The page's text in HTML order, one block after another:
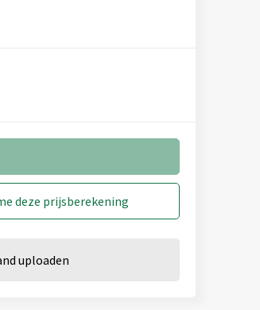
deze prijsberekening
uploaden